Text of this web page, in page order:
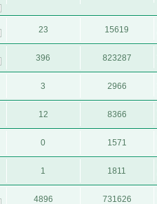
23 15619
396 823287
3 2966
12 8366
0 1571
1 1811
4896 731626